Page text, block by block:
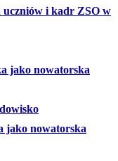
uczniów i kadr ZSO w
jako nowatorska
jako nowatorska